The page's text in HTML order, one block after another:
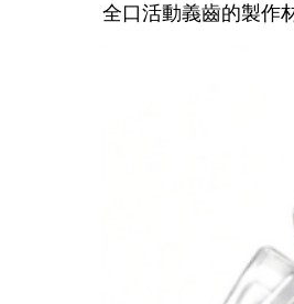
全口活動義齒的製作